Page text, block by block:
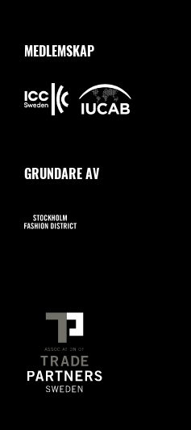
MEDLEMSKAP
GRUNDARE AV